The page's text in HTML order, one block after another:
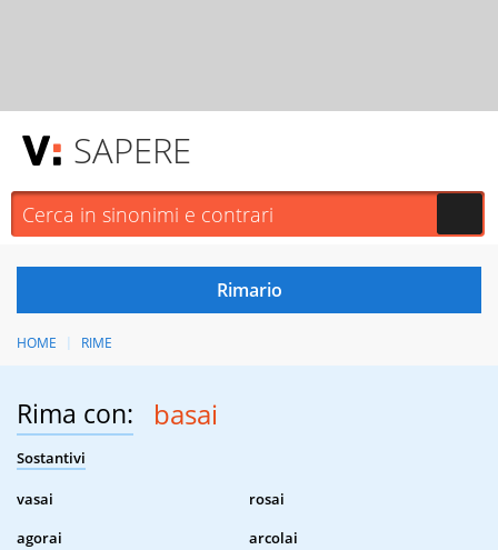
SAPERE
HOME RIME
Rima con: basai
Sostantivi
vasai
rosai
agorai
arcolai